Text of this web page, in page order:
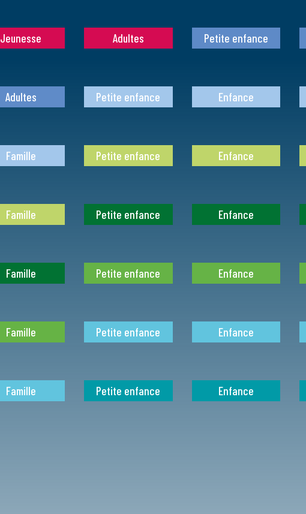
Jeunesse Adultes Petite enfance
Adultes Petite enfance Enfance
Famille Petite enfance Enfance
Famille Petite enfance Enfance
Famille Petite enfance Enfance
Famille Petite enfance Enfance
Famille Petite enfance Enfance